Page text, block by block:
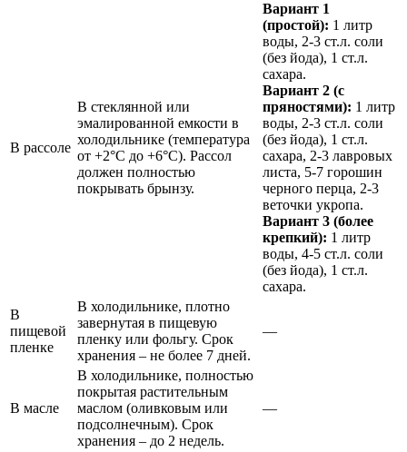
В рассоле
В стеклянной или
эмалированной емкости в
холодильнике (температура
от +2°C до +6°C). Рассол
должен полностью
покрывать брынзу.
Вариант 1
(простой): 1 литр
воды, 2-3 ст.л. соли
(без йода), 1 ст.л.
сахара.
Вариант 2 (с
пряностями): 1 литр
воды, 2-3 ст.л. соли
(без йода), 1 ст.л.
сахара, 2-3 лавровых
листа, 5-7 горошин
черного перца, 2-3
веточки укропа.
Вариант 3 (более
крепкий): 1 литр
воды, 4-5 ст.л. соли
(без йода), 1 ст.л.
сахара.
В
пищевой
пленке
В холодильнике, плотно
завернутая в пищевую
пленку или фольгу. Срок
хранения – не более 7 дней.
—
В масле
В холодильнике, полностью
покрытая растительным
маслом (оливковым или
подсолнечным). Срок
хранения – до 2 недель.
—